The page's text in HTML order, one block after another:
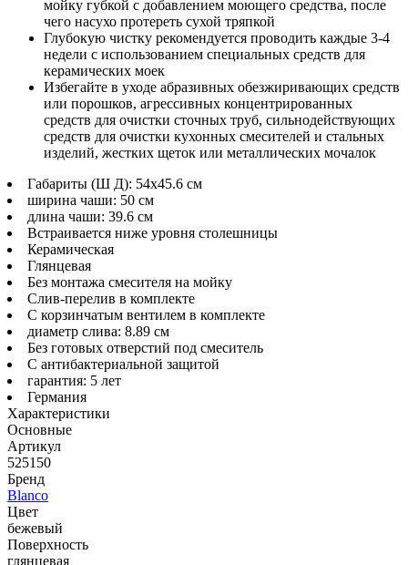
мойку губкой с добавлением моющего средства, после
чего насухо протереть сухой тряпкой
Глубокую чистку рекомендуется проводить каждые 3-4
недели с использованием специальных средств для
керамических моек
Избегайте в уходе абразивных обезжиривающих средств
или порошков, агрессивных концентрированных
средств для очистки сточных труб, сильнодействующих
средств для очистки кухонных смесителей и стальных
изделий, жестких щеток или металлических мочалок
Габариты (Ш Д): 54x45.6 см
ширина чаши: 50 см
длина чаши: 39.6 см
Встраивается ниже уровня столешницы
Керамическая
Глянцевая
Без монтажа смесителя на мойку
Слив-перелив в комплекте
С корзинчатым вентилем в комплекте
диаметр слива: 8.89 см
Без готовых отверстий под смеситель
С антибактериальной защитой
гарантия: 5 лет
Германия
Характеристики
Основные
Артикул
525150
Бренд
Blanco
Цвет
бежевый
Поверхность
глянцевая